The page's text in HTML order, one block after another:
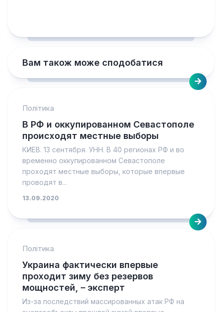
Вам також може сподобатися
Політика
В РФ и оккупированном Cевастополе
происходят местные выборы
КИЕВ. 13 сентября. УНН. В 40 регионах РФ и во
временно оккупированном Севастополе
проходят местные выборы, которые впервые
проводят в...
13.09.2020
Політика
Украина фактически впервые
проходит зиму без резервов
мощностей, – эксперт
Из-за последствий массированных атак РФ на